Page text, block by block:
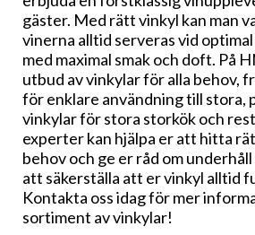
gäster. Med rätt vinkyl kan man
vinerna alltid serveras vid
med maximal smak och doft. På
utbud av vinkylar för alla behov,
för enklare användning till stora,
vinkylar för stora storkök och
experter kan hjälpa er att hitta
behov och ge er råd om
att säkerställa att er vinkyl alltid
Kontakta oss idag för mer
sortiment av vinkylar!